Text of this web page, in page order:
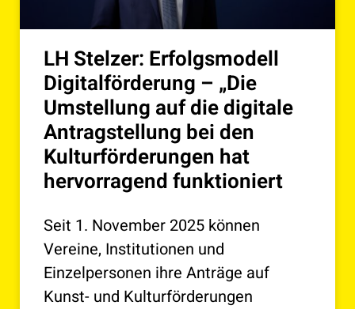
LH Stelzer: Erfolgsmodell
Digitalförderung – „Die
Umstellung auf die digitale
Antragstellung bei den
Kulturförderungen hat
hervorragend funktioniert
Seit 1. November 2025 können
Vereine, Institutionen und
Einzelpersonen ihre Anträge auf
Kunst- und Kulturförderungen